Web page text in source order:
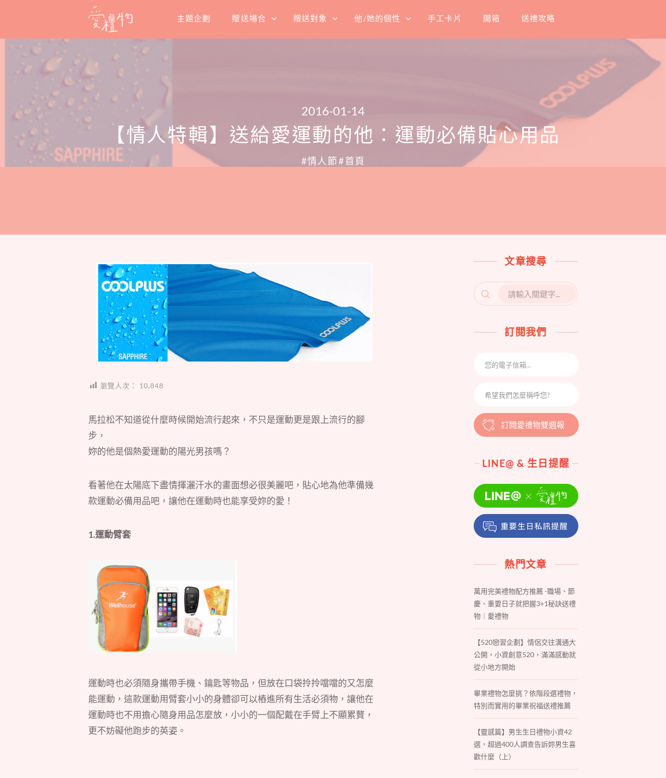
content
主題企劃 贈送場合 贈送對象 他/她的個性 手工卡片 開箱 送禮攻略
2016-01-14
【情人特輯】送給愛運動的他：運動必備貼心用品
情人節 首頁
瀏覽人次： 10,848
馬拉松不知道從什麼時候開始流行起來，不只是運動更是跟上流行的腳
步，
妳的他是個熱愛運動的陽光男孩嗎？
看著他在太陽底下盡情揮灑汗水的畫面想必很美麗吧，貼心地為他準備幾
款運動必備用品吧，讓他在運動時也能享受妳的愛！
1.運動臂套
運動時也必須隨身攜帶手機、鑰匙等物品，但放在口袋拎拎噹噹的又怎麼
能運動，這款運動用臂套小小的身體卻可以樁進所有生活必須物，讓他在
運動時也不用擔心隨身用品怎麼放，小小的一個配戴在手臂上不顯累贅，
更不妨礙他跑步的英姿。
文章搜尋
SEARCH
FOR:
訂閱我們
訂閱愛禮物雙週報
LINE@ & 生日提醒
熱門文章
萬用完美禮物配方推薦 -職場、節
慶、重要日子就把握3+1秘訣送禮
物｜愛禮物
【520戀習企劃】情侶交往溝通大
公開，小資創意520，滿滿感動就
從小地方開始
畢業禮物怎麼挑？依階段選禮物，
特別而實用的畢業祝福送禮推薦
【靈感篇】男生生日禮物小資42
選，超過400人調查告訴妳男生喜
歡什麼（上）